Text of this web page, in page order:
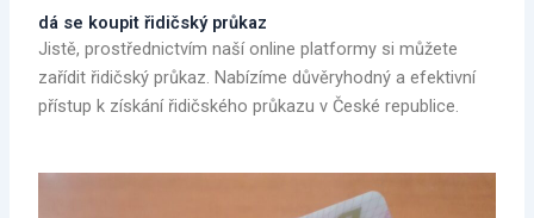
dá se koupit řidičský průkaz
Jistě, prostřednictvím naší online platformy si můžete
zařídit řidičský průkaz. Nabízíme důvěryhodný a efektivní
přístup k získání řidičského průkazu v České republice.